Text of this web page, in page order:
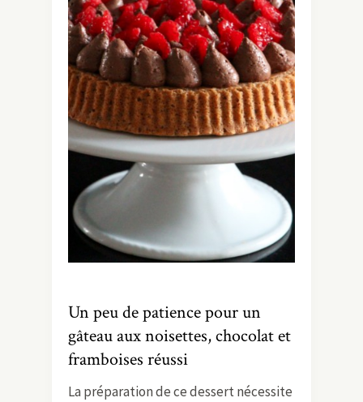
Un peu de patience pour un
gâteau aux noisettes, chocolat et
framboises réussi
La préparation de ce dessert nécessite